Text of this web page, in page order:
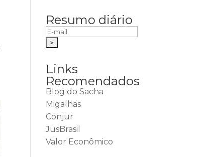
Resumo diário
Links
Recomendados
Blog do Sacha
Migalhas
Conjur
JusBrasil
Valor Econômico